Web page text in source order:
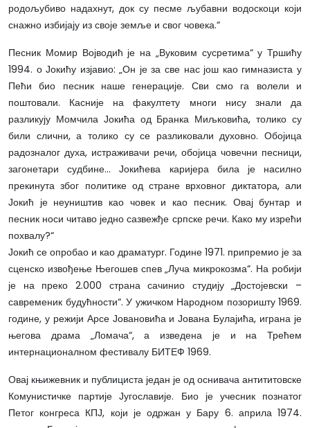
родољубиво надахнут, док су песме љубавни водоскоци који
снажно избијају из своје земље и свог човека.“
Песник Момир Војводић је на „Вуковим сусретима“ у Тршићу
1994. о Јокићу изјавио: „Он је за све нас још као гимназиста у
Пећи био песник наше генерације. Сви смо га волели и
поштовали. Касније на факултету многи нису знали да
разликују Момчила Јокића од Бранка Миљковића, толико су
били слични, а толико су се разликовали духовно. Обојица
радозналог духа, истраживачи речи, обојица човечни песници,
загонетари судбине… Јокићева каријера била је насилно
прекинута због политике од стране врховног диктатора, али
Јокић је неуништив као човек и као песник. Овај бунтар и
песник носи читаво једно сазвежђе српске речи. Како му изрећи
похвалу?“
Јокић се опробао и као драматург. Године 1971. припремио је за
сценско извођење Његошев спев „Луча микрокозма“. На робији
је на преко 2.000 страна сачинио студију „Достојевски –
савременик будућности“. У ужичком Народном позоришту 1969.
године, у режији Арсе Јовановића и Јована Булајића, играна је
његова драма „Ломача“, а изведена је и на Трећем
интернационалном фестивалу БИТЕФ 1969.
Овај књижевник и публициста један је од оснивача антититовске
Комунистичке партије Југославије. Био је учесник познатог
Петог конгреса КПЈ, који је одржан у Бару 6. априла 1974.